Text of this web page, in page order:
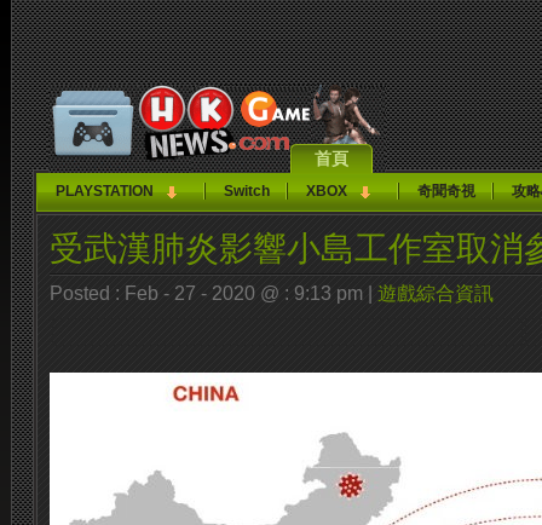
首頁
PLAYSTATION Switch XBOX 奇聞奇視 攻
受武漢肺炎影響小島工作室取消
Posted : Feb - 27 - 2020 @ : 9:13 pm | 遊戲綜合資訊